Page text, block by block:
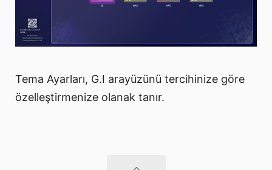
Tema Ayarları, G.I arayüzünü tercihinize göre
özelleştirmenize olanak tanır.